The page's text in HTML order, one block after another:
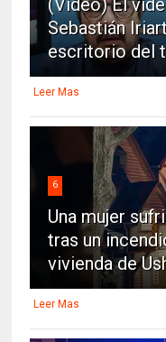
(Vídeo) El
Sebastián
escritorio del
Leer Mas
6
Una mujer
tras un
vivienda de
Leer Mas